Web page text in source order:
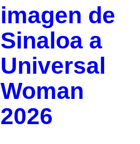
imagen de
Sinaloa a
Universal
Woman
2026